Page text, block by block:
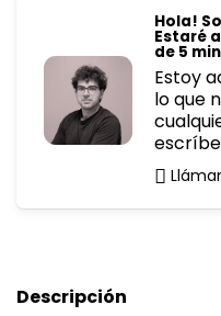
Hola!
Estaré
de 5
Estoy
lo que
Descripción